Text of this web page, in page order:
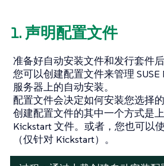
1. 声明配置文件
准备好自动安装文件和发行套件后
您可以创建配置文件来管理 SUSE
服务器上的自动安装。
配置文件会决定如何安装您选择的
创建配置文件的其中一个方式是上
Kickstart 文件。或者，您也可以
（仅针对 Kickstart）。